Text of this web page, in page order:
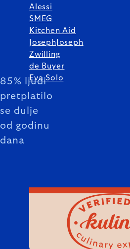
85% ljudi
pretplatilo
se dulje
od godinu
dana
Alessi
SMEG
Kitchen Aid
JosephJoseph
Zwilling
de Buyer
Eva Solo